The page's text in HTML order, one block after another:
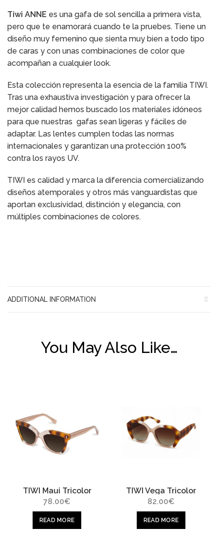
Tiwi ANNE es una gafa de sol sencilla a primera vista,
pero que te enamorará cuando te la pruebes. Tiene un
diseño muy femenino que sienta muy bien a todo tipo
de caras y con unas combinaciones de color que
acompañan a cualquier look.
Esta colección representa la esencia de la familia TIWI.
Tras una exhaustiva investigación y para ofrecer la
mejor calidad hemos buscado los materiales idóneos
para que nuestras gafas sean ligeras y fáciles de
adaptar. Las lentes cumplen todas las normas
internacionales y garantizan una protección 100%
contra los rayos UV.
TIWI es calidad y marca la diferencia comercializando
diseños atemporales y otros más vanguardistas que
aportan exclusividad, distinción y elegancia, con
múltiples combinaciones de colores.
ADDITIONAL INFORMATION
You May Also Like…
TIWI Maui Tricolor
78.00€
READ MORE
TIWI Vega Tricolor
82.00€
READ MORE